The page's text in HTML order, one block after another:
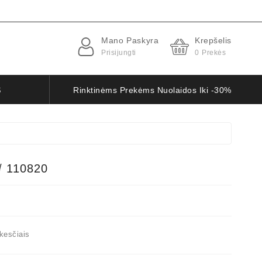
Mano Paskyra
Prisijungti
Krepšelis
0 Prekės
Rinktinėms Prekėms Nuolaidos Iki -30%
110820